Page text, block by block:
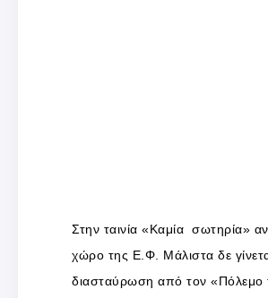
Στην ταινία «Καμία σωτηρία»
χώρο της Ε.Φ. Μάλιστα δε
διασταύρωση από τον